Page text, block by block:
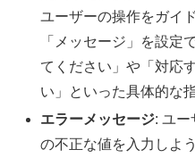
ユーザーの操作をガイ
「メッセージ」を設定
てください」や「対応
い」といった具体的な
エラーメッセージ: ユー
の不正な値を入力しよ